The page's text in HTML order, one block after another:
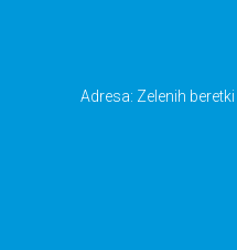
Adresa: Zelenih